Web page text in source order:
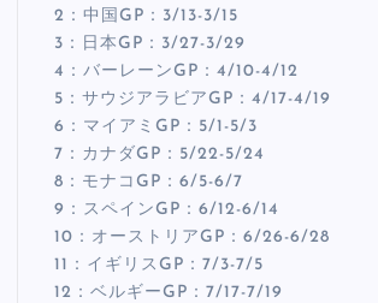
2：中国GP：3/13-3/15
3：日本GP：3/27-3/29
4：バーレーンGP：4/10-4/12
5：サウジアラビアGP：4/17-4/19
6：マイアミGP：5/1-5/3
7：カナダGP：5/22-5/24
8：モナコGP：6/5-6/7
9：スペインGP：6/12-6/14
10：オーストリアGP：6/26-6/28
11：イギリスGP：7/3-7/5
12：ベルギーGP：7/17-7/19